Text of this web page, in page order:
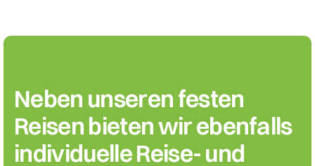
Neben unseren festen
Reisen bieten wir ebenfalls
individuelle Reise- und